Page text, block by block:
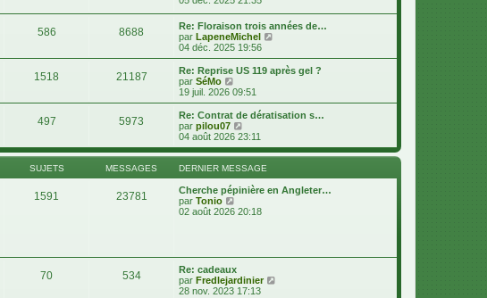
e
e
s
s
g
e
e
r
n
e
r
s
s
l
e
d
r
i
e
r
e
s
s
a
g
e
586 8688
Re: Floraison trois années de…
par LapeneMichel
i
r
l
e
r
e
s
04 déc. 2025 19:56
1518 21187
Re: Reprise US 119 après gel ?
par SéMo
o
i
r
l
e
e
r
n
i
e
r
g
e
19 juil. 2026 09:51
497 5973
Re: Contrat de dératisation s…
par pilou07
o
i
r
l
e
d
r
e
s
s
04 août 2026 23:11
SUJETS MESSAGES DERNIER MESSAGE
1591 23781
Cherche pépinière en Angleter…
par Tonio
o
e
r
n
02 août 2026 20:18
70 534
Re: cadeaux
par Fredlejardinier
28 nov. 2023 17:13